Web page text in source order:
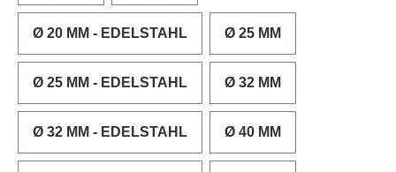
Ø 20 MM - EDELSTAHL Ø 25 MM
Ø 25 MM - EDELSTAHL Ø 32 MM
Ø 32 MM - EDELSTAHL Ø 40 MM